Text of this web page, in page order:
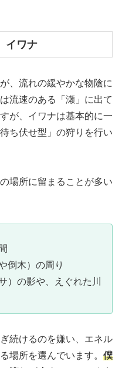
イワナ
、流れの緩やかな物陰に
流速のある「瀬」に出て
が、イワナは基本的に一
ち伏せ型」の狩りを行い
場所に留まることが多い
倒木）の周り
）の影や、えぐれた川
続けるのを嫌い、エネル
場所を選んでいます。 僕